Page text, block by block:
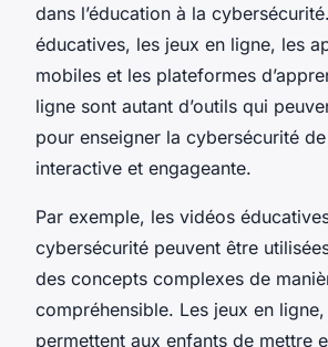
dans l’éducation à la
éducatives, les jeux en ligne, les
mobiles et les plateformes
ligne sont autant d’outils qui
pour enseigner la cybersécurité
interactive et engageante.
Par exemple, les vidéos
cybersécurité peuvent être
des concepts complexes de
compréhensible. Les jeux en
permettent aux enfants de mettre